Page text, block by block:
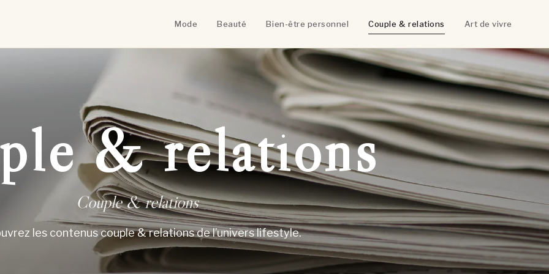
Mode Beauté Bien-être personnel Couple & relations Art de vivre
& relations
Couple & relations
les contenus couple & relations de l’univers lifestyle.